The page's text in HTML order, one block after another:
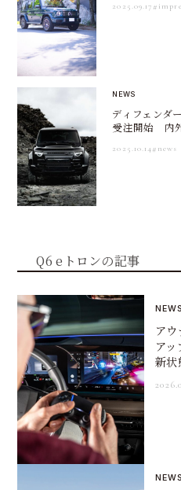
2025.09.17
NEWS
ディフェンダ
受注開始 内
2025.10.14 #news
Q6 eトロンの記事
NEWS
ア
ア
新状
NEWS